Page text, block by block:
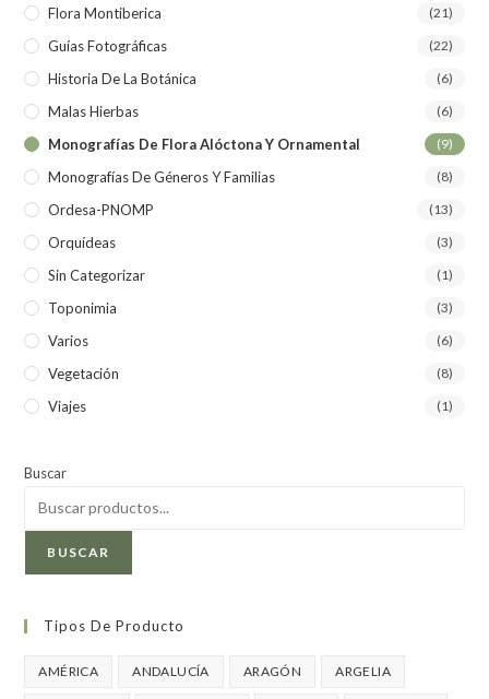
Flora Montiberica (21)
Guías Fotográficas (22)
Historia De La Botánica (6)
Malas Hierbas (6)
Monografías De Flora Alóctona Y Ornamental (9)
Monografías De Géneros Y Familias (8)
Ordesa-PNOMP (13)
Orquídeas (3)
Sin Categorizar (1)
Toponimia (3)
Varios (6)
Vegetación (8)
Viajes (1)
Buscar
BUSCAR
Tipos De Producto
AMÉRICA ANDALUCÍA ARAGÓN ARGELIA